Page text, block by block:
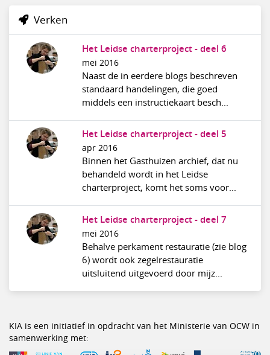
Verken
Het Leidse charterproject - deel 6
mei 2016
Naast de in eerdere blogs beschreven
standaard handelingen, die goed
middels een instructiekaart besch...
Het Leidse charterproject - deel 5
apr 2016
Binnen het Gasthuizen archief, dat nu
behandeld wordt in het Leidse
charterproject, komt het soms voor...
Het Leidse charterproject - deel 7
mei 2016
Behalve perkament restauratie (zie blog
6) wordt ook zegelrestauratie
uitsluitend uitgevoerd door mijz...
KIA is een initiatief in opdracht van het Ministerie van OCW in
samenwerking met: